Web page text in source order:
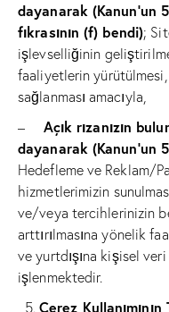
dayanarak (Kanun’un
fıkrasının (f) bendi);
işlevselliğinin
faaliyetlerin yürütülmesi,
sağlanması amacıyla,
– Açık rızanızın
dayanarak (Kanun’un
Hedefleme ve Reklam/
hizmetlerimizin
ve/veya tercihlerinizin
arttırılmasına yönelik
ve yurtdışına kişisel veri
işlenmektedir.
Çerez